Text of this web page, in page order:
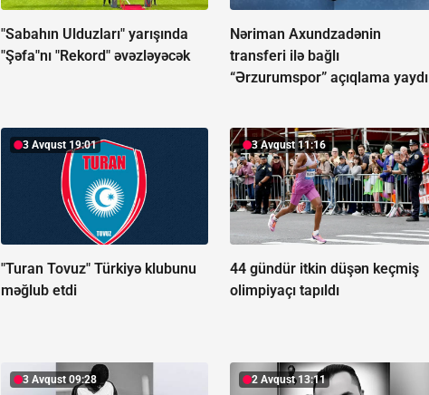
"Sabahın Ulduzları" yarışında
"Şəfa"nı "Rekord" əvəzləyəcək
Nəriman Axundzadənin
transferi ilə bağlı
“Ərzurumspor” açıqlama yaydı
3 Avqust 19:01
"Turan Tovuz" Türkiyə klubunu
məğlub etdi
3 Avqust 11:16
44 gündür itkin düşən keçmiş
olimpiyaçı tapıldı
3 Avqust 09:28 2 Avqust 13:11